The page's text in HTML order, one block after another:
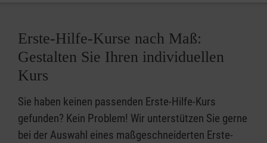
Erste-Hilfe-Kurse nach Maß:
Gestalten Sie Ihren individuellen
Kurs
Sie haben keinen passenden Erste-Hilfe-Kurs
gefunden? Kein Problem! Wir unterstützen Sie gerne
bei der Auswahl eines maßgeschneiderten Erste-